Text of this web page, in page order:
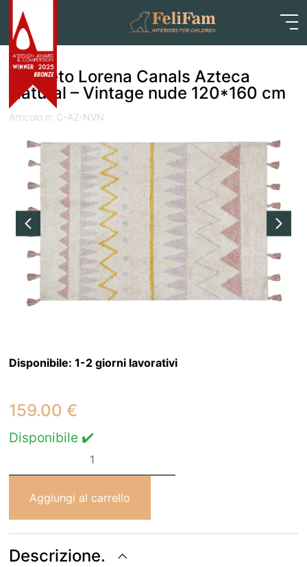
content
Home Tessile>Tappeti> Tappeto Lorena
Canals Azteca Natural – Vintage nude 120*160 cm
Articolo n: C-AZ-NVN
Tappeto Lorena Canals Azteca
Natural – Vintage nude 120*160 cm
Disponibile:1-2 giorni lavorativi
159.00€
Disponibile ✔️
Canals
Natural
120*160
cm
quantità
Aggiungi al carrello
Descrizione.